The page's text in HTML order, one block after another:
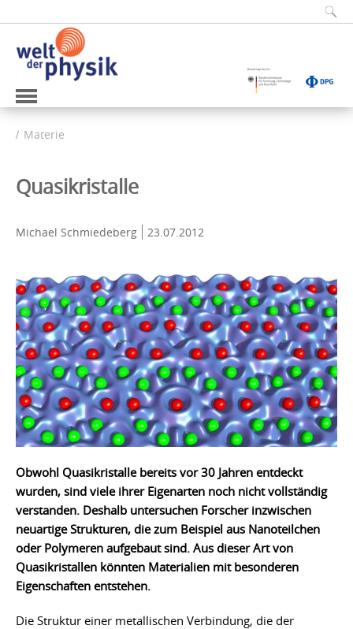
Materie
Quasikristalle
Michael Schmiedeberg 23.07.2012
Obwohl Quasikristalle bereits vor 30 Jahren entdeckt
wurden, sind viele ihrer Eigenarten noch nicht vollständig
verstanden. Deshalb untersuchen Forscher inzwischen
neuartige Strukturen, die zum Beispiel aus Nanoteilchen
oder Polymeren aufgebaut sind. Aus dieser Art von
Quasikristallen könnten Materialien mit besonderen
Eigenschaften entstehen.
Die Struktur einer metallischen Verbindung, die der